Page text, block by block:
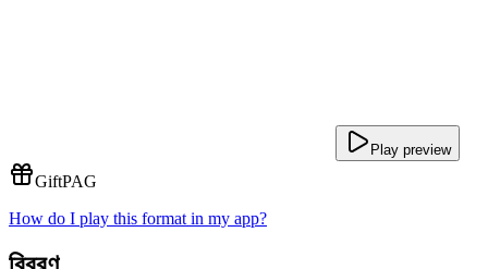
Play preview
GiftPAG
How do I play this format in my app?